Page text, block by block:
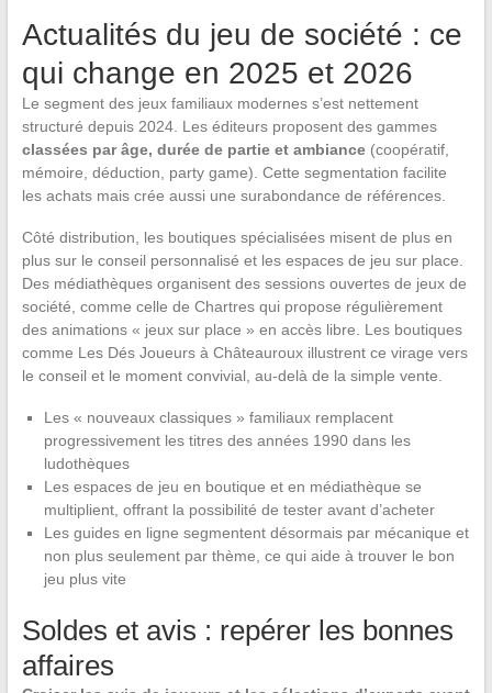
Actualités du jeu de société : ce
qui change en 2025 et 2026
Le segment des jeux familiaux modernes s’est nettement
structuré depuis 2024. Les éditeurs proposent des gammes
classées par âge, durée de partie et ambiance(coopératif,
mémoire, déduction, party game). Cette segmentation facilite
les achats mais crée aussi une surabondance de références.
Côté distribution, les boutiques spécialisées misent de plus en
plus sur le conseil personnalisé et les espaces de jeu sur place.
Des médiathèques organisent des sessions ouvertes de jeux de
société, comme celle de Chartres qui propose régulièrement
des animations « jeux sur place » en accès libre. Les boutiques
comme Les Dés Joueurs à Châteauroux illustrent ce virage vers
le conseil et le moment convivial, au-delà de la simple vente.
Les « nouveaux classiques » familiaux remplacent
progressivement les titres des années 1990 dans les
ludothèques
Les espaces de jeu en boutique et en médiathèque se
multiplient, offrant la possibilité de tester avant d’acheter
Les guides en ligne segmentent désormais par mécanique et
non plus seulement par thème, ce qui aide à trouver le bon
jeu plus vite
Soldes et avis : repérer les bonnes
affaires